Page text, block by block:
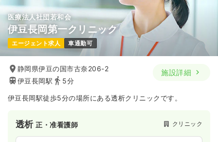
医療法人社団若和会
伊豆長岡第一クリニック
エージェント求人 車通勤可
静岡県伊豆の国市古奈206-2
伊豆長岡駅
5分
施設詳細
伊豆長岡駅徒歩5分の場所にある透析クリニックです。
透析正・准看護師 クリニック